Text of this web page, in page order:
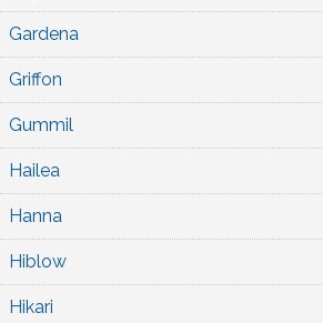
Gardena
Griffon
Gummil
Hailea
Hanna
Hiblow
Hikari